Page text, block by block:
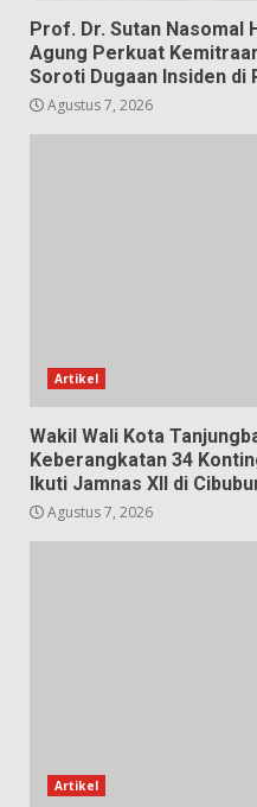
Prof. Dr. Sutan Nasomal
Agung Perkuat
Soroti Dugaan Insiden di
Agustus 7, 2026
Artikel
Wakil Wali Kota
Keberangkatan 34
Ikuti Jamnas XII di
Agustus 7, 2026
Artikel